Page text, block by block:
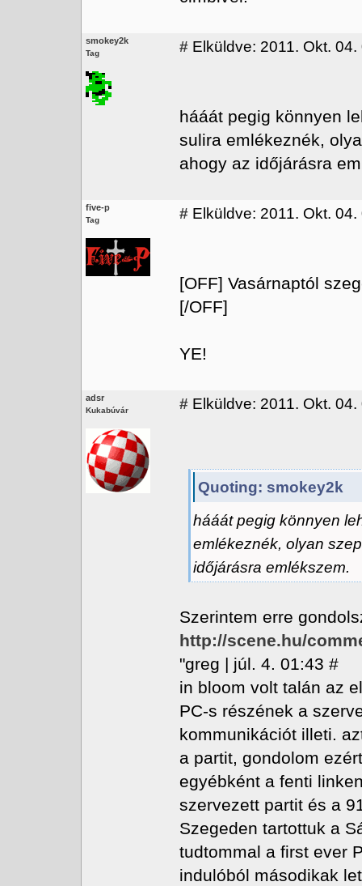
smokey2k
Tag # Elküldve: 2011. Okt. 04.
hááát pegig könnyen
sulira emlékeznék,
ahogy az időjárásra
five-p
Tag # Elküldve: 2011. Okt. 04.
[OFF] Vasárnaptól
[/OFF]
YE!
adsr
Kukabúvár # Elküldve: 2011. Okt. 04.
Quoting: smokey2k
hááát pegig könnyen
emlékeznék, olyan
időjárásra emlékszem.
Szerintem erre
http://scene.hu/
"greg | júl. 4. 01:43 #
in bloom volt talán az
PC-s részének a
kommunikációt illeti.
a partit, gondolom
egyébként a fenti
szervezett partit és a
Szegeden tartottuk a
tudtommal a first ever
indulóból másodikak